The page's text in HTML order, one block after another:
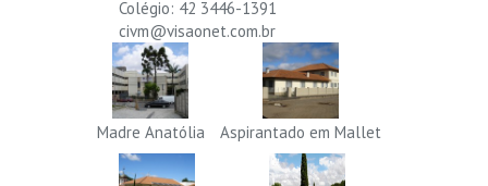
Colégio: 42 3446-1391
civm@visaonet.com.br
Madre Anatólia Aspirantado em Mallet